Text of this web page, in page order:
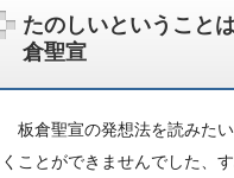
たのしいということ
倉聖宣
板倉聖宣の発想法を読みた
くことができませんでした、